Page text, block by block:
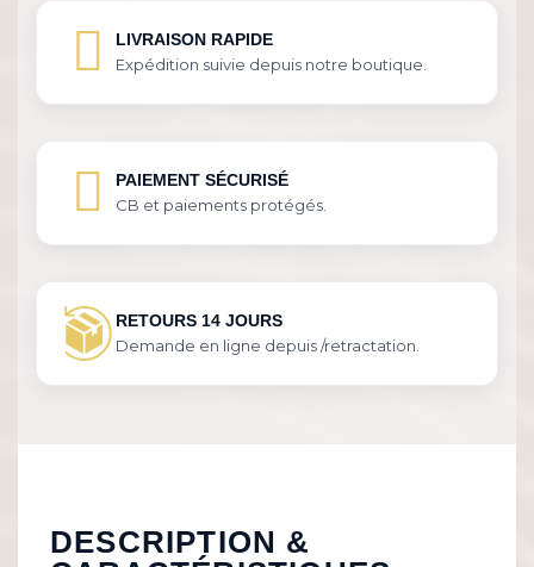
LIVRAISON RAPIDE
Expédition suivie depuis notre boutique.
PAIEMENT SÉCURISÉ
CB et paiements protégés.
RETOURS 14 JOURS
Demande en ligne depuis /retractation.
DESCRIPTION &